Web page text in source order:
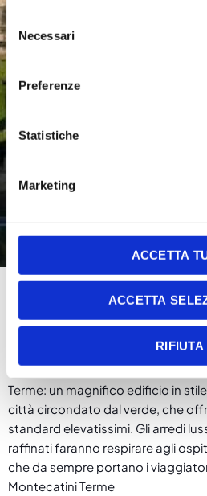
del
consenso
Necessari
Preferenze
Statistiche
Marketing
ACCETTA
ACCETTA
RIFIUTA
GRAND HOTEL
Grand Hotel Vittoriafa parte
Terme: un magnifico edificio in
città circondato dal verde, che
standard elevatissimi. Gli arredi
raffinati faranno respirare agli
che da sempre portano i
Montecatini Terme